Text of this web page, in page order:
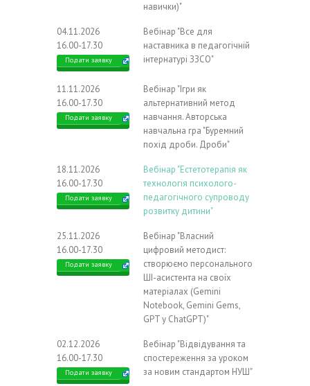
навички)"
04.11.2026
16.00-17.30
Подати заявку
Вебінар "Все для
наставника в педагогічній
інтернатурі ЗЗСО"
11.11.2026
16.00-17.30
Подати заявку
Вебінар "Ігри як
альтернативний метод
навчання. Авторська
навчальна гра "Буремний
похід дроби. Дроби"
18.11.2026
16.00-17.30
Подати заявку
Вебінар "Естетотерапія як
технологія психолого-
педагогічного супроводу
розвитку дитини"
25.11.2026
16.00-17.30
Подати заявку
Вебінар "Власний
цифровий методист:
створюємо персонального
ШІ-асистента на своїх
матеріалах (Gemini
Notebook, Gemini Gems,
GPT у ChatGPT)"
02.12.2026
16.00-17.30
Подати заявку
Вебінар "Відвідування та
спостереження за уроком
за новим стандартом НУШ"